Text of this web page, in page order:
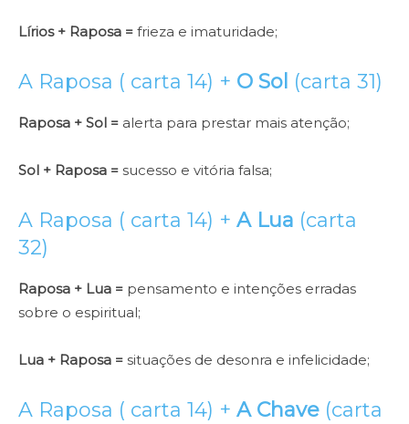
Lírios + Raposa = frieza e imaturidade;
A Raposa ( carta 14) + O Sol (carta 31)
Raposa + Sol = alerta para prestar mais atenção;
Sol + Raposa = sucesso e vitória falsa;
A Raposa ( carta 14) + A Lua (carta
32)
Raposa + Lua = pensamento e intenções erradas
sobre o espiritual;
Lua + Raposa = situações de desonra e infelicidade;
A Raposa ( carta 14) + A Chave (carta